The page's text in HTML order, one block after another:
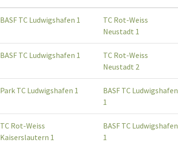
BASF TC Ludwigshafen 1
TC Rot-Weiss
Neustadt 1
BASF TC Ludwigshafen 1
TC Rot-Weiss
Neustadt 2
Park TC Ludwigshafen 1
BASF TC Ludwigshafen
1
TC Rot-Weiss
Kaiserslautern 1
BASF TC Ludwigshafen
1